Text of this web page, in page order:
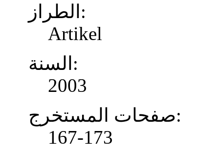
الطراز:
Artikel
السنة:
2003
صفحات المستخرج:
167-173